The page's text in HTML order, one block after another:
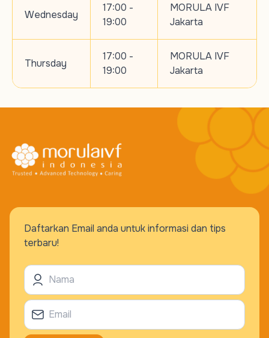
Wednesday
17:00 -
19:00
MORULA IVF
Jakarta
Thursday
17:00 -
19:00
MORULA IVF
Jakarta
Daftarkan Email anda untuk informasi dan tips
terbaru!